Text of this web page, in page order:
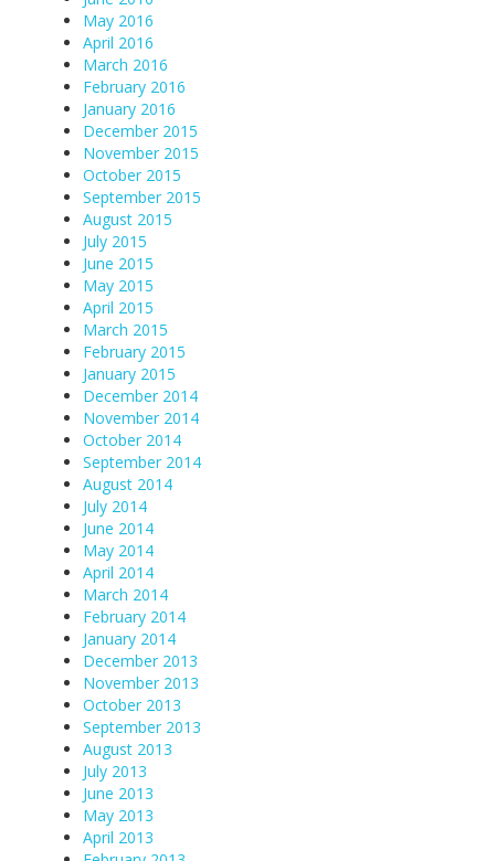
May 2016
April 2016
March 2016
February 2016
January 2016
December 2015
November 2015
October 2015
September 2015
August 2015
July 2015
June 2015
May 2015
April 2015
March 2015
February 2015
January 2015
December 2014
November 2014
October 2014
September 2014
August 2014
July 2014
June 2014
May 2014
April 2014
March 2014
February 2014
January 2014
December 2013
November 2013
October 2013
September 2013
August 2013
July 2013
June 2013
May 2013
April 2013